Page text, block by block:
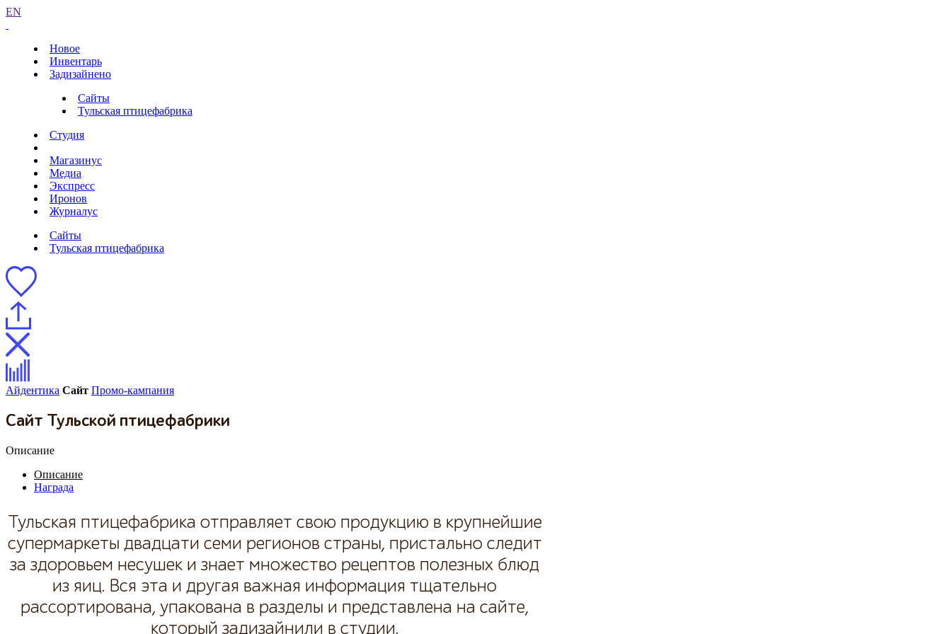
EN
Новое
Инвентарь
Задизайнено
Сайты
Тульская птицефабрика
Студия
Магазинус
Медиа
Экспресс
Иронов
Журналус
Сайты
Тульская птицефабрика
Айдентика Сайт Промо-кампания
Сайт Тульской птицефабрики
Описание
Описание
Награда
Тульская птицефабрика отправляет свою продукцию в крупнейшие
супермаркеты двадцати семи регионов страны, пристально следит
за здоровьем несушек и знает множество рецептов полезных блюд
из яиц. Вся эта и другая важная информация тщательно
рассортирована, упакована в разделы и представлена на сайте,
который задизайнили в студии.